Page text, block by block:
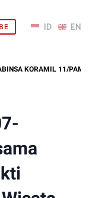
KORAMIL 11/PAMONA